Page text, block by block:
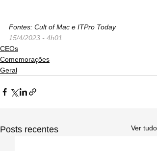
Fontes: Cult of Mac e ITPro Today
15/4/2023 - 4h01
CEOs
Comemorações
Geral
Posts recentes Ver tudo